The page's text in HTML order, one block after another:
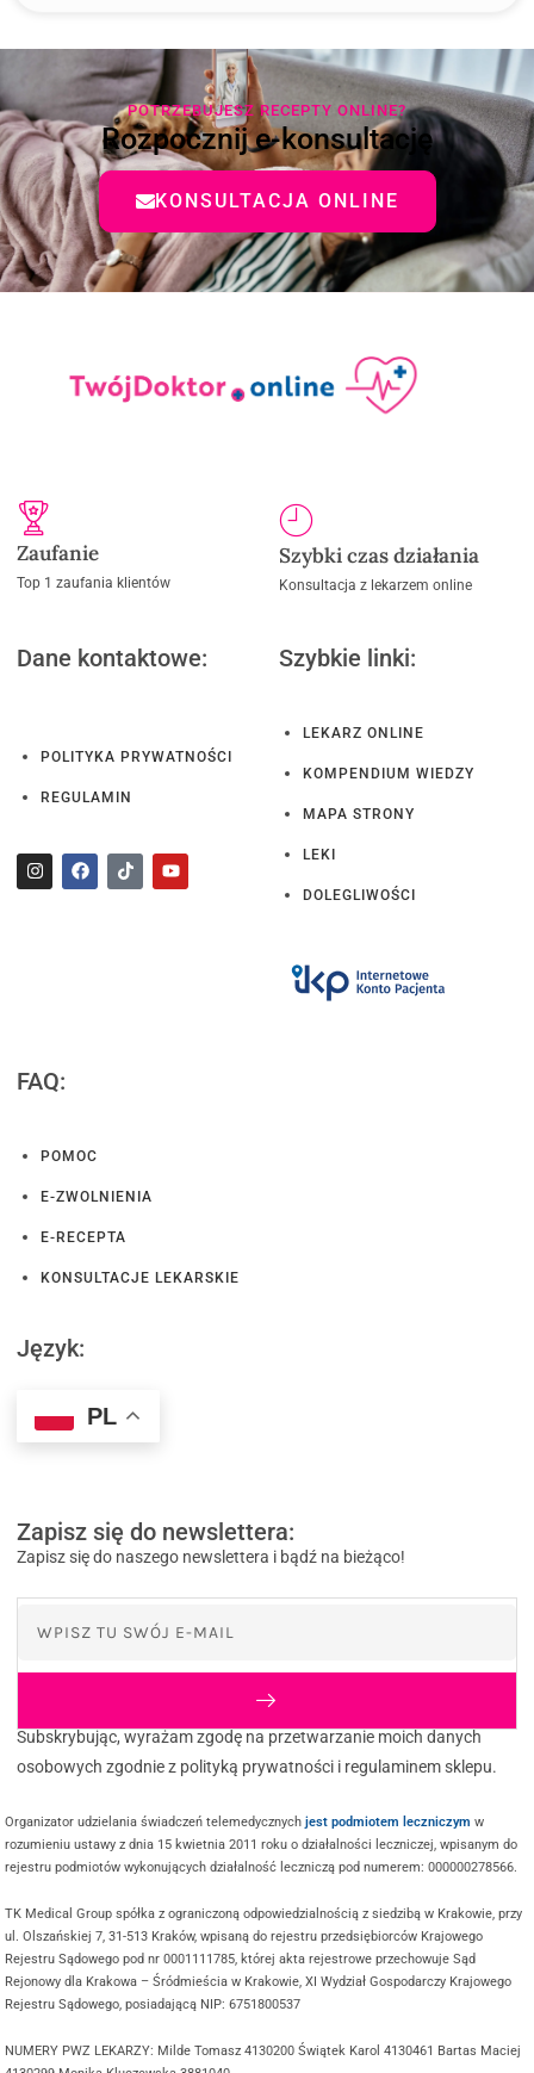
POTRZEBUJESZ RECEPTY ONLINE?
Rozpocznij e-konsultację
KONSULTACJA ONLINE
Zaufanie
Top 1 zaufania klientów
Szybki czas działania
Konsultacja z lekarzem online
Dane kontaktowe:
POLITYKA PRYWATNOŚCI
REGULAMIN
Szybkie linki:
LEKARZ ONLINE
KOMPENDIUM WIEDZY
MAPA STRONY
LEKI
DOLEGLIWOŚCI
FAQ:
POMOC
E-ZWOLNIENIA
E-RECEPTA
KONSULTACJE LEKARSKIE
Język:
PL
Zapisz się do newslettera:
Zapisz się do naszego newslettera i bądź na bieżąco!
Subskrybując, wyrażam zgodę na przetwarzanie moich danych
osobowych zgodnie z polityką prywatności i regulaminem sklepu.
Organizator udzielania świadczeń telemedycznychjest podmiotem leczniczym w
rozumieniu ustawy z dnia 15 kwietnia 2011 roku o działalności leczniczej, wpisanym do
rejestru podmiotów wykonujących działalność leczniczą pod numerem: 000000278566.
TK Medical Group spółka z ograniczoną odpowiedzialnością z siedzibą w Krakowie, przy
ul. Olszańskiej 7, 31-513 Kraków, wpisaną do rejestru przedsiębiorców Krajowego
Rejestru Sądowego pod nr 0001111785, której akta rejestrowe przechowuje Sąd
Rejonowy dla Krakowa – Śródmieścia w Krakowie, XI Wydział Gospodarczy Krajowego
Rejestru Sądowego, posiadającą NIP: 6751800537
NUMERY PWZ LEKARZY: Milde Tomasz 4130200 Świątek Karol 4130461 Bartas Maciej